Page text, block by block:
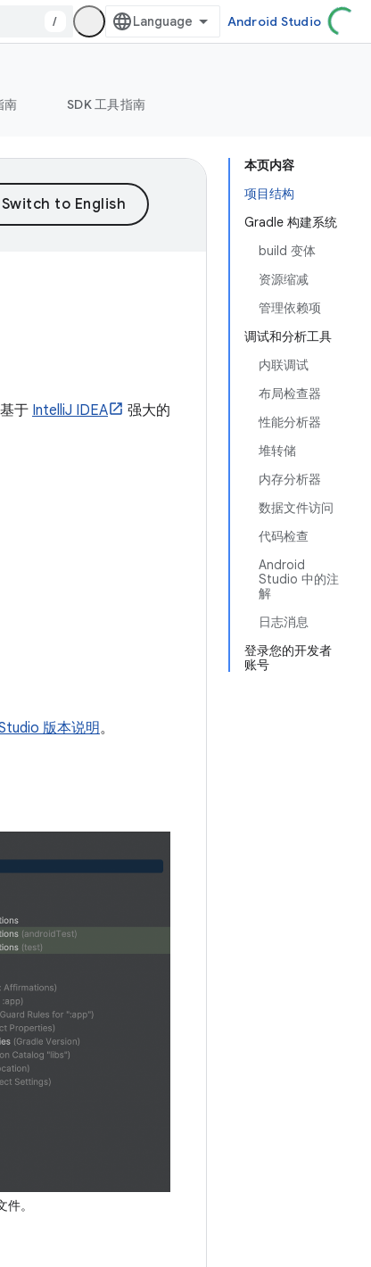
/ Android Studio
南 SDK 工具指南
本页内容
项目结构
Gradle 构建系统
build 变体
资源缩减
管理依赖项
调试和分析工具
内联调试
布局检查器
性能分析器
堆转储
内存分析器
数据文件访问
代码检查
Android
Studio 中的注
解
日志消息
登录您的开发者
账号
于 IntelliJ IDEA
强大的
版本说明。
。